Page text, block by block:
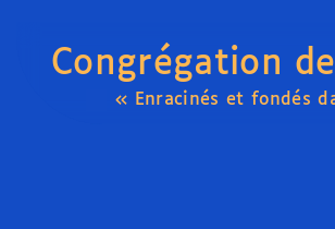
Congrégation
« Enracinés et fondés